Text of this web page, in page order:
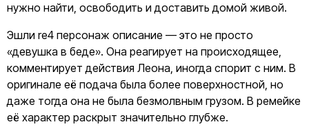
нужно найти, освободить и доставить домой живой.
Эшли re4 персонаж описание — это не просто
«девушка в беде». Она реагирует на происходящее,
комментирует действия Леона, иногда спорит с ним. В
оригинале её подача была более поверхностной, но
даже тогда она не была безмолвным грузом. В ремейке
её характер раскрыт значительно глубже.